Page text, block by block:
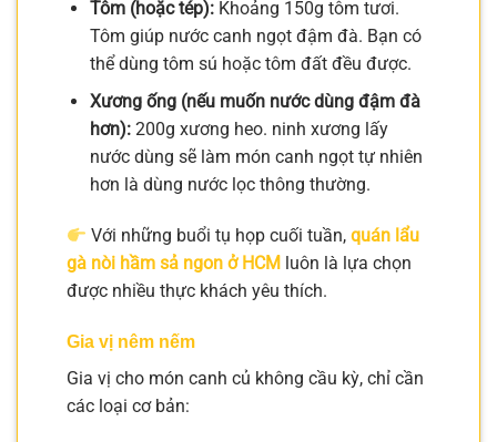
Tôm (hoặc tép):Khoảng 150g tôm tươi.
Tôm giúp nước canh ngọt đậm đà. Bạn có
thể dùng tôm sú hoặc tôm đất đều được.
Xương ống (nếu muốn nước dùng đậm đà
hơn):200g xương heo. ninh xương lấy
nước dùng sẽ làm món canh ngọt tự nhiên
hơn là dùng nước lọc thông thường.
Với những buổi tụ họp cuối tuần,quán lẩu
gà nòi hầm sả ngon ở HCM luôn là lựa chọn
được nhiều thực khách yêu thích.
Gia vị nêm nếm
Gia vị cho món canh củ không cầu kỳ, chỉ cần
các loại cơ bản: